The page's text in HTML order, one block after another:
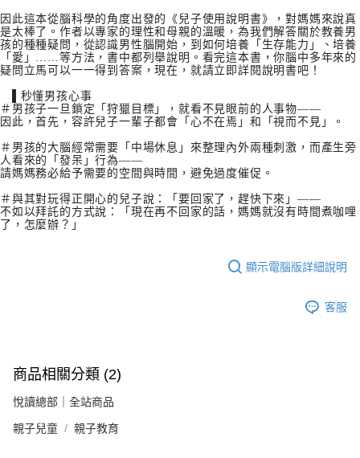
因此這本從腦科學的角度出發的《兒子使用說明書》，對媽媽來說真
是太棒了。作者以專家的理性和母親的溫暖，為我們解答關於教養男
孩的種種疑問，從認識男性腦開始，到如何培養「生存能力」、培養
「愛」……等方法，書中都列舉說明。看完這本書，你腦中多年來的
疑問立馬可以一一得到答案，現在，就請立即詳閱說明書吧！
▌秒懂男孩心事
＃男孩子一旦鎖定「狩獵目標」，就看不見眼前的人事物——
因此，首先，容許兒子一輩子都會「心不在焉」和「視而不見」。
＃男孩的大腦經常需要「中場休息」來整理內外兩種刺激，而產生旁
人看來的「發呆」行為——
請媽媽務必給予需要的空間與時間，避免過度催促。
＃與其對玩得正開心的兒子說：「要回家了，趕快下來」——
不如以拜託的方式說：「現在再不回家的話，媽媽就沒有時間煮咖哩
了，怎麼辦？」
顯示電腦版詳細說明
客服
商品相關分類 (2)
悅讀總部｜全站商品
親子兒童 親子教育